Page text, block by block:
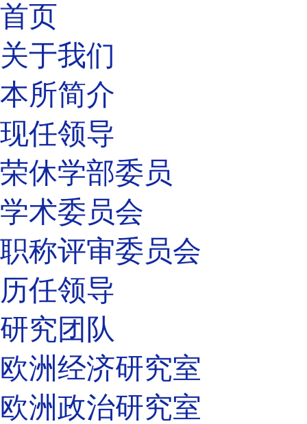
首页
关于我们
本所简介
现任领导
荣休学部委员
学术委员会
职称评审委员会
历任领导
研究团队
欧洲经济研究室
欧洲政治研究室